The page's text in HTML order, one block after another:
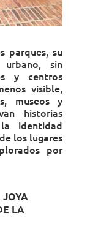
parques, su
sin
y centros
visible,
museos y
historias
identidad
los lugares
por
LA